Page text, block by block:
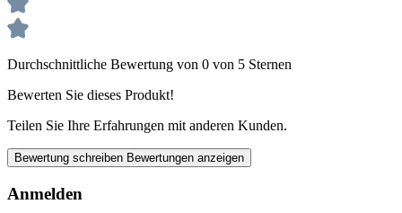
Durchschnittliche Bewertung von 0 von 5 Sternen
Bewerten Sie dieses Produkt!
Teilen Sie Ihre Erfahrungen mit anderen Kunden.
Bewertung schreiben Bewertungen anzeigen
Anmelden